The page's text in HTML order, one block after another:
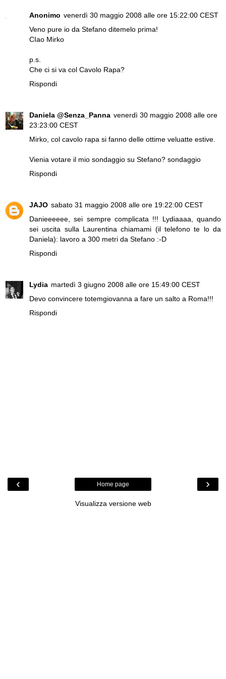
Anonimo venerdì 30 maggio 2008 alle ore 15:22:00 CEST
Veno pure io da Stefano ditemelo prima!
CIao Mirko
p.s.
Che ci si va col Cavolo Rapa?
Rispondi
Daniela @Senza_Panna venerdì 30 maggio 2008 alle ore
23:23:00 CEST
Mirko, col cavolo rapa si fanno delle ottime veluatte estive.
Vienia votare il mio sondaggio su Stefano? sondaggio
Rispondi
JAJO sabato 31 maggio 2008 alle ore 19:22:00 CEST
Danieeeeee, sei sempre complicata !!! Lydiaaaa, quando
sei uscita sulla Laurentina chiamami (il telefono te lo da
Daniela): lavoro a 300 metri da Stefano :-D
Rispondi
Lydia martedì 3 giugno 2008 alle ore 15:49:00 CEST
Devo convincere totemgiovanna a fare un salto a Roma!!!
Rispondi
‹ ›
Home page
Visualizza versione web